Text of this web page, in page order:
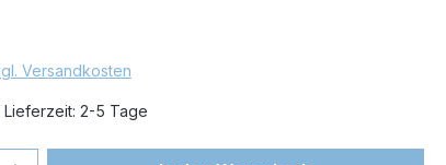
Versandkosten
2-5 Tage